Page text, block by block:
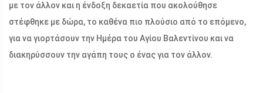
με τον άλλον και η ένδοξη δεκαετία που ακολούθησε
στέφθηκε με δώρα, το καθένα πιο πλούσιο από το επόμενο,
για να γιορτάσουν την Ημέρα του Αγίου Βαλεντίνου και να
διακηρύσσουν την αγάπη τους ο ένας για τον άλλον.